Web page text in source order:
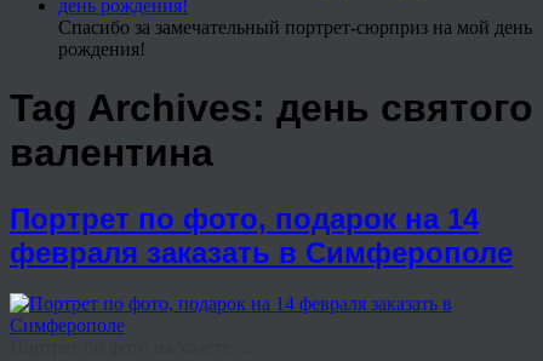
Спасибо за замечательный портрет-сюрприз на мой день
рождения!
Tag Archives: день святого
валентина
Портрет по фото, подарок на 14
февраля заказать в Симферополе